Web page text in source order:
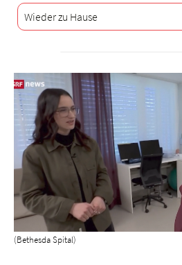
Wieder zu Hause
(Bethesda Spital)